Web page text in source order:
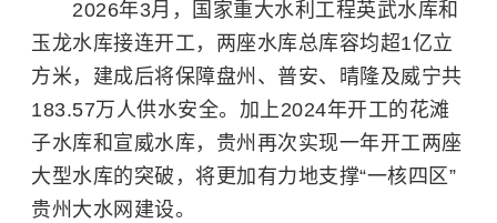
2026年3月，国家重大水利工程英武水库和
玉龙水库接连开工，两座水库总库容均超1亿立
方米，建成后将保障盘州、普安、晴隆及威宁共
183.57万人供水安全。加上2024年开工的花滩
子水库和宣威水库，贵州再次实现一年开工两座
大型水库的突破，将更加有力地支撑“一核四区”
贵州大水网建设。